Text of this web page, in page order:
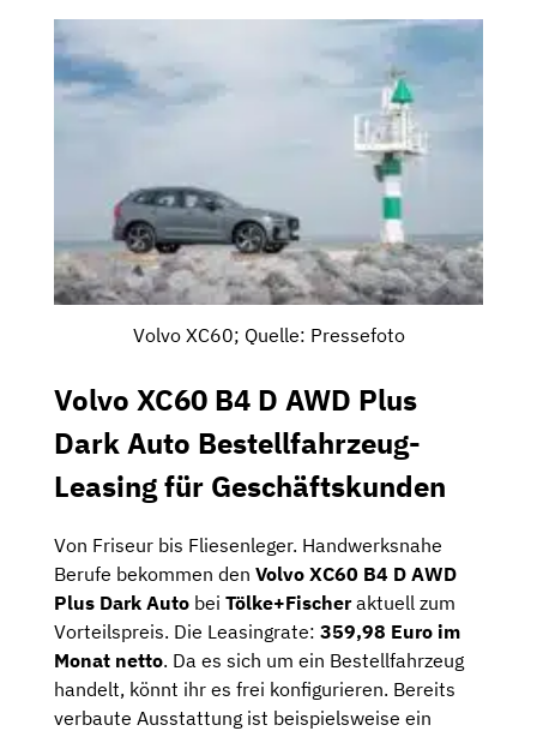
Volvo XC60; Quelle: Pressefoto
Volvo XC60 B4 D AWD Plus
Dark Auto Bestellfahrzeug-
Leasing für Geschäftskunden
Von Friseur bis Fliesenleger. Handwerksnahe
Berufe bekommen den Volvo XC60 B4 D AWD
Plus Dark Auto bei Tölke+Fischeraktuell zum
Vorteilspreis. Die Leasingrate: 359,98 Euro im
Monat netto. Da es sich um ein Bestellfahrzeug
handelt, könnt ihr es frei konfigurieren. Bereits
verbaute Ausstattung ist beispielsweise ein